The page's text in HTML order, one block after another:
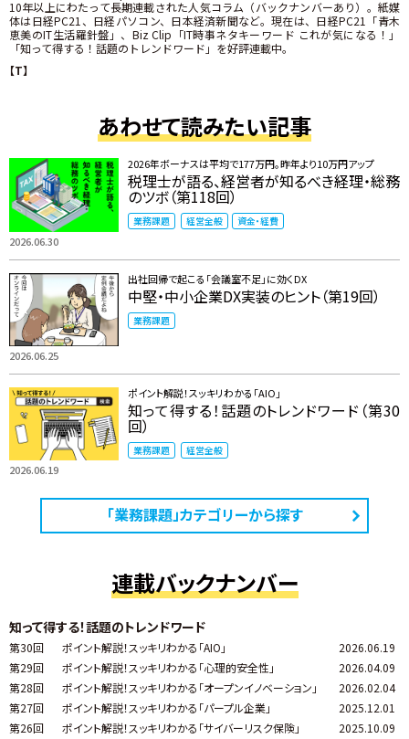
10年以上にわたって長期連載された人気コラム（バックナンバーあり）。紙媒
体は日経PC21、日経パソコン、日本経済新聞など。現在は、日経PC21「青木
恵美のIT生活羅針盤」、Biz Clip「IT時事ネタキーワード これが気になる！」
「知って得する！話題のトレンドワード」を好評連載中。
【T】
あわせて読みたい記事
2026.06.30
2026年ボーナスは平均で177万円。昨年より10万円アップ
税理士が語る、経営者が知るべき経理・総務
のツボ（第118回）
業務課題 経営全般 資金・経費
2026.06.25
出社回帰で起こる「会議室不足」に効くDX
中堅・中小企業DX実装のヒント（第19回）
業務課題
2026.06.19
ポイント解説！スッキリわかる「AIO」
知って得する！話題のトレンドワード（第30
回）
業務課題 経営全般
「業務課題」カテゴリーから探す
連載バックナンバー
知って得する！話題のトレンドワード
第30回 ポイント解説！スッキリわかる「AIO」
2026.06.19
第29回
ポイント解説！スッキリわかる「心理的安全性」
2026.04.09
第28回
ポイント解説！スッキリわかる「オープンイノベーション」
2026.02.04
第27回
ポイント解説！スッキリわかる「パープル企業」
2025.12.01
第26回
ポイント解説！スッキリわかる「サイバーリスク保険」
2025.10.09